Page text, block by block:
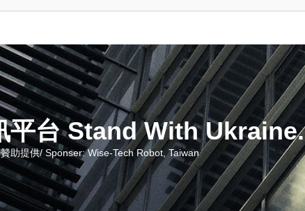
平台 Stand With Ukraine.
助提供/ Sponser: Wise-Tech Robot, Taiwan